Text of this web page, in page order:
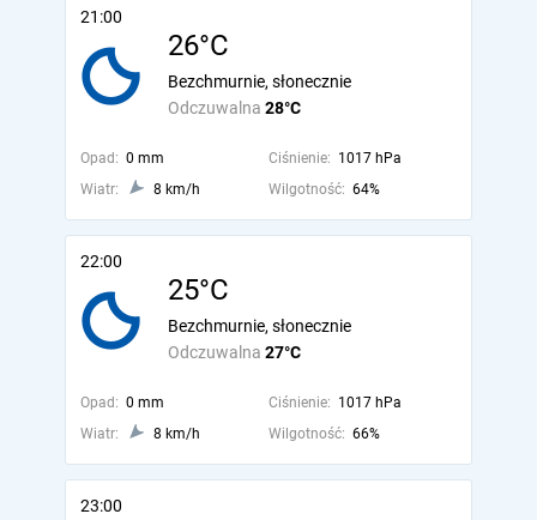
21:00
26°C
Odczuwalna 28°C
Bezchmurnie, słonecznie
Opad: 0 mm Ciśnienie: 1017 hPa
Wiatr:
8 km/h Wilgotność: 64%
22:00
25°C
Odczuwalna 27°C
Bezchmurnie, słonecznie
Opad: 0 mm Ciśnienie: 1017 hPa
Wiatr:
8 km/h Wilgotność: 66%
23:00